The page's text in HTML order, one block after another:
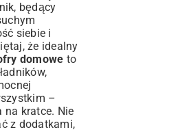
będący
siebie i
że idealny
domowe to
–
na kratce. Nie
z dodatkami,